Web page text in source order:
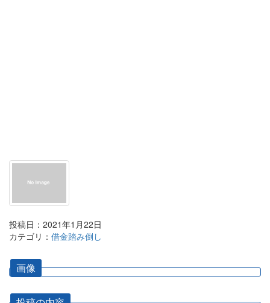
投稿日：2021年1月22日
カテゴリ： 借金踏み倒し
画像